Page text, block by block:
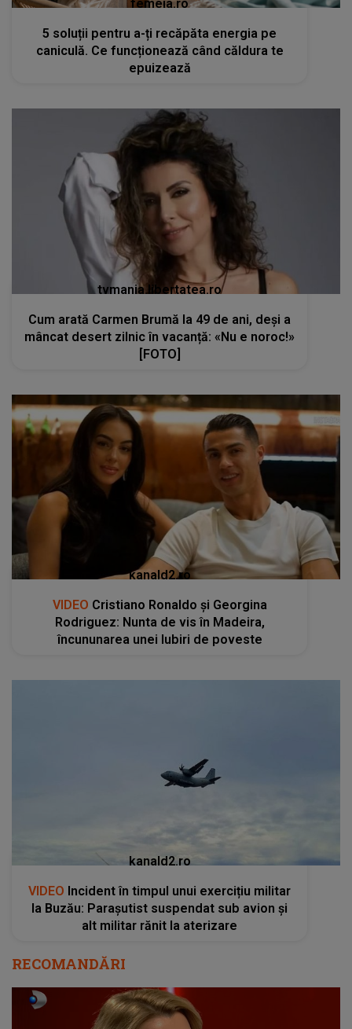
femeia.ro
5 soluții pentru a-ți recăpăta energia pe
caniculă. Ce funcționează când căldura te
epuizează
tvmania.libertatea.ro
Cum arată Carmen Brumă la 49 de ani, deși a
mâncat desert zilnic în vacanță: «Nu e noroc!»
[FOTO]
kanald2.ro
VIDEO Cristiano Ronaldo și Georgina
Rodriguez: Nunta de vis în Madeira,
încununarea unei Iubiri de poveste
kanald2.ro
VIDEO Incident în timpul unui exercițiu militar
la Buzău: Parașutist suspendat sub avion și
alt militar rănit la aterizare
RECOMANDĂRI